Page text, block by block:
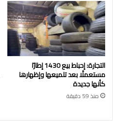
التجارة: إحباط بيع 1430 إطارًا
مستعملًا بعد تلميعها وإظهارها
كأنها جديدة
منذ 59 دقيقة